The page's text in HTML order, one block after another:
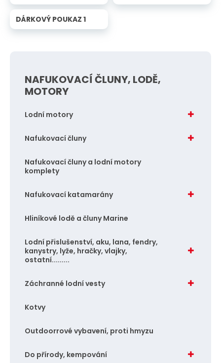
DÁRKOVÝ POUKAZ 1
NAFUKOVACÍ ČLUNY, LODĚ,
MOTORY
Lodní motory
Nafukovací čluny
Nafukovací čluny a lodní motory
komplety
Nafukovací katamarány
Hliníkové lodě a čluny Marine
Lodní přislušenství, aku, lana, fendry,
kanystry, lyže, hračky, vlajky,
ostatní.........
Záchranné lodní vesty
Kotvy
Outdoorrové vybavení, proti hmyzu
Do přírody, kempování